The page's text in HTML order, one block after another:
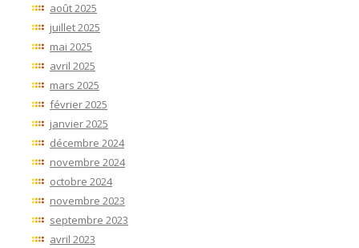
août 2025
juillet 2025
mai 2025
avril 2025
mars 2025
février 2025
janvier 2025
décembre 2024
novembre 2024
octobre 2024
novembre 2023
septembre 2023
avril 2023